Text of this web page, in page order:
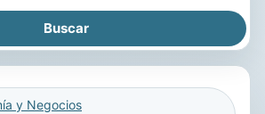
y Negocios